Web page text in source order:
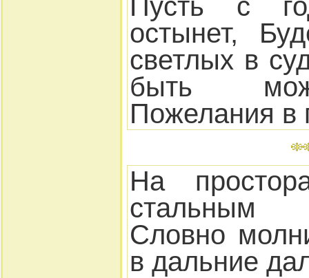
Пусть с
остынет,
светлых в
быть
Пожелания в
На
стальным
Словно
в дальние